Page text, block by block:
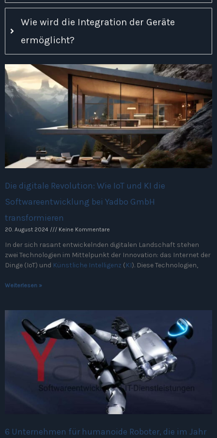
Wie wird die Integration der Geräte
ermöglicht?
Die digitale Revolution: Wie IoT und KI die
Softwareentwicklung bei Yadbo GmbH
transformieren
20. August 2024 Keine Kommentare
In der sich rasant entwickelnden digitalen Landschaft stehen
zwei Technologien im Mittelpunkt der Innovation: das Internet der
Dinge (IoT) und Künstliche Intelligenz (KI). Diese Technologien,
Weiterlesen »
6 Unternehmen für humanoide Roboter, die im Jahr